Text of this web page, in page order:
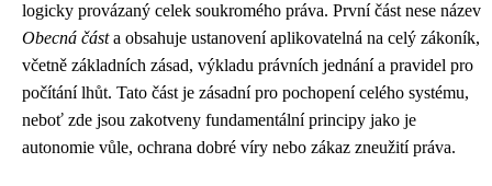
logicky provázaný celek soukromého práva. První část nese název
Obecná částa obsahuje ustanovení aplikovatelná na celý zákoník,
včetně základních zásad, výkladu právních jednání a pravidel pro
počítání lhůt. Tato část je zásadní pro pochopení celého systému,
neboť zde jsou zakotveny fundamentální principy jako je
autonomie vůle, ochrana dobré víry nebo zákaz zneužití práva.